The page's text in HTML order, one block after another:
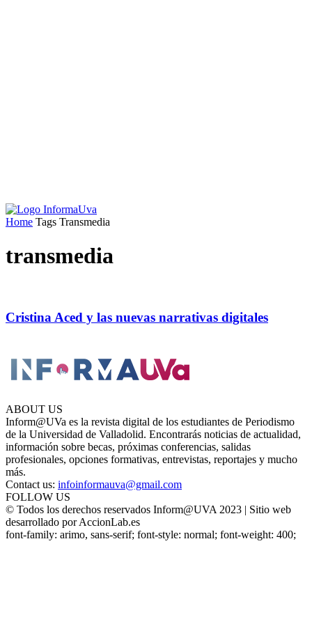
Home Tags Transmedia
transmedia
Cristina Aced y las nuevas narrativas digitales
ABOUT US
Inform@UVa es la revista digital de los estudiantes de Periodismo
de la Universidad de Valladolid. Encontrarás noticias de actualidad,
información sobre becas, próximas conferencias, salidas
profesionales, opciones formativas, entrevistas, reportajes y mucho
más.
Contact us: infoinformauva@gmail.com
FOLLOW US
© Todos los derechos reservados Inform@UVA 2023 | Sitio web
desarrollado por AccionLab.es
font-family: arimo, sans-serif; font-style: normal; font-weight: 400;